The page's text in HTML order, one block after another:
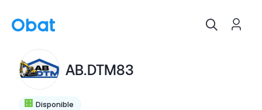
Disponible
AB.DTM83